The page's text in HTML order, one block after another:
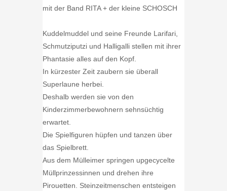
mit der Band RITA + der kleine SCHOSCH
Kuddelmuddel und seine Freunde Larifari,
Schmutziputzi und Halligalli stellen mit ihrer
Phantasie alles auf den Kopf.
In kürzester Zeit zaubern sie überall
Superlaune herbei.
Deshalb werden sie von den
Kinderzimmerbewohnern sehnsüchtig
erwartet.
Die Spielfiguren hüpfen und tanzen über
das Spielbrett.
Aus dem Mülleimer springen upgecycelte
Müllprinzessinnen und drehen ihre
Pirouetten. Steinzeitmenschen entsteigen